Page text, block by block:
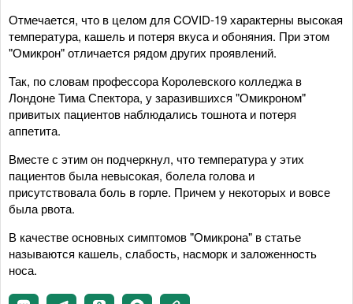
Отмечается, что в целом для COVID-19 характерны высокая
температура, кашель и потеря вкуса и обоняния. При этом
"Омикрон" отличается рядом других проявлений.
Так, по словам профессора Королевского колледжа в
Лондоне Тима Спектора, у заразившихся "Омикроном"
привитых пациентов наблюдались тошнота и потеря
аппетита.
Вместе с этим он подчеркнул, что температура у этих
пациентов была невысокая, болела голова и
присутствовала боль в горле. Причем у некоторых и вовсе
была рвота.
В качестве основных симптомов "Омикрона" в статье
называются кашель, слабость, насморк и заложенность
носа.